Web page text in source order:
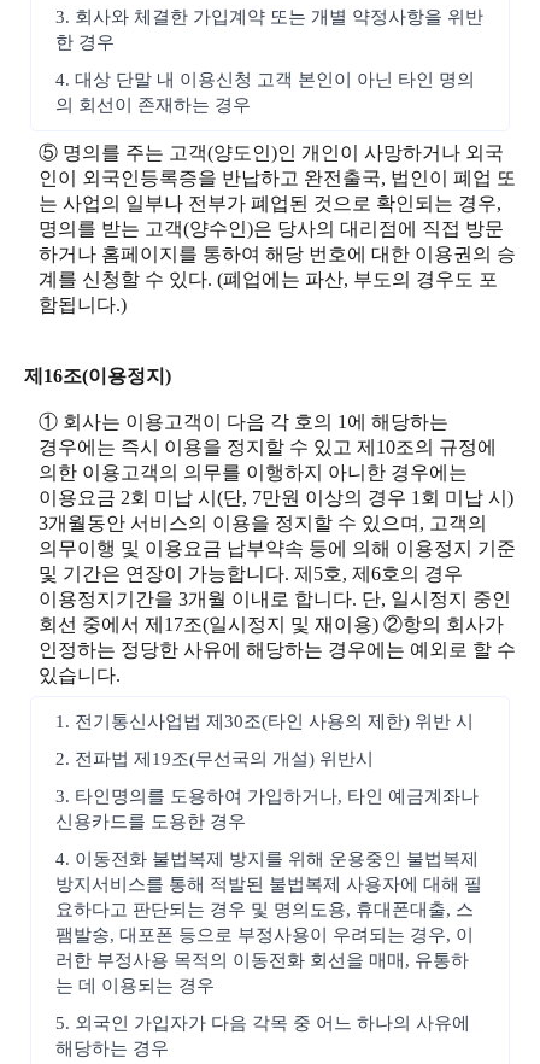
3. 회사와 체결한 가입계약 또는 개별 약정사항을 위반
한 경우
4. 대상 단말 내 이용신청 고객 본인이 아닌 타인 명의
의 회선이 존재하는 경우
⑤ 명의를 주는 고객(양도인)인 개인이 사망하거나 외국
인이 외국인등록증을 반납하고 완전출국, 법인이 폐업 또
는 사업의 일부나 전부가 폐업된 것으로 확인되는 경우,
명의를 받는 고객(양수인)은 당사의 대리점에 직접 방문
하거나 홈페이지를 통하여 해당 번호에 대한 이용권의 승
계를 신청할 수 있다. (폐업에는 파산, 부도의 경우도 포
함됩니다.)
제16조(이용정지)
① 회사는 이용고객이 다음 각 호의 1에 해당하는
경우에는 즉시 이용을 정지할 수 있고 제10조의 규정에
의한 이용고객의 의무를 이행하지 아니한 경우에는
이용요금 2회 미납 시(단, 7만원 이상의 경우 1회 미납 시)
3개월동안 서비스의 이용을 정지할 수 있으며, 고객의
의무이행 및 이용요금 납부약속 등에 의해 이용정지 기준
및 기간은 연장이 가능합니다. 제5호, 제6호의 경우
이용정지기간을 3개월 이내로 합니다. 단, 일시정지 중인
회선 중에서 제17조(일시정지 및 재이용) ②항의 회사가
인정하는 정당한 사유에 해당하는 경우에는 예외로 할 수
있습니다.
1. 전기통신사업법 제30조(타인 사용의 제한) 위반 시
2. 전파법 제19조(무선국의 개설) 위반시
3. 타인명의를 도용하여 가입하거나, 타인 예금계좌나
신용카드를 도용한 경우
4. 이동전화 불법복제 방지를 위해 운용중인 불법복제
방지서비스를 통해 적발된 불법복제 사용자에 대해 필
요하다고 판단되는 경우 및 명의도용, 휴대폰대출, 스
팸발송, 대포폰 등으로 부정사용이 우려되는 경우, 이
러한 부정사용 목적의 이동전화 회선을 매매, 유통하
는 데 이용되는 경우
5. 외국인 가입자가 다음 각목 중 어느 하나의 사유에
해당하는 경우